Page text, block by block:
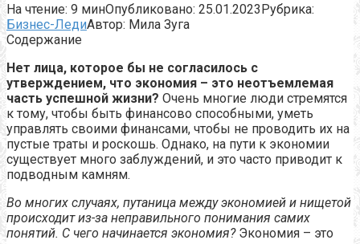
На чтение: 9 минОпубликовано: 25.01.2023Рубрика:
Бизнес-ЛедиАвтор: Мила Зуга
Содержание
Нет лица, которое бы не согласилось с
утверждением, что экономия – это неотъемлемая
часть успешной жизни? Очень многие люди стремятся
к тому, чтобы быть финансово способными, уметь
управлять своими финансами, чтобы не проводить их на
пустые траты и роскошь. Однако, на пути к экономии
существует много заблуждений, и это часто приводит к
подводным камням.
Во многих случаях, путаница между экономией и нищетой
происходит из-за неправильного понимания самих
понятий. С чего начинается экономия?Экономия – это